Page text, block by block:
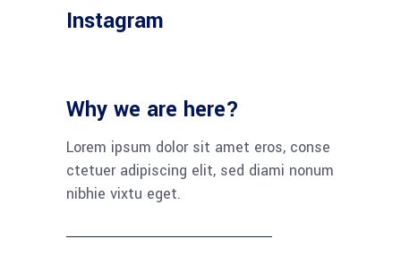
Instagram
Why we are here?
Lorem ipsum dolor sit amet eros, conse
ctetuer adipiscing elit, sed diami nonum
nibhie vixtu eget.